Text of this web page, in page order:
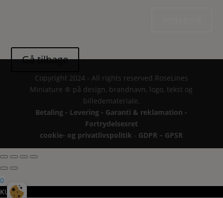
Copyright 2024 - All rights reserved RoseLines
Miniature ® på design, brandnavn, logo, tekst og
billedemateriale.
Betaling - Levering - Garanti & reklamation -
Fortrydelsesret
cookie- og privatlivspolitik - GDPR – GPSR
0
KURV